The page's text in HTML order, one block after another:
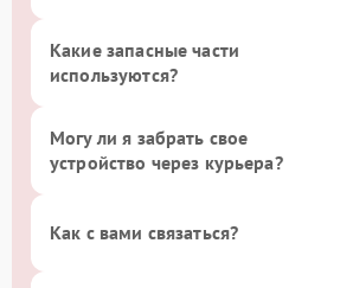
Какие запасные части
используются?
Могу ли я забрать свое
устройство через курьера?
Как с вами связаться?